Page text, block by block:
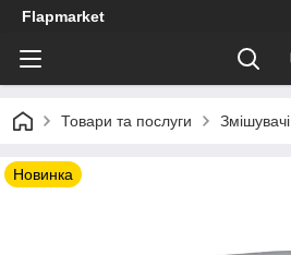
Flapmarket
Товари та послуги Змішувачі
Новинка